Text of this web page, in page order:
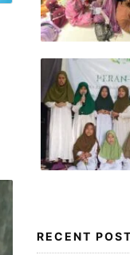
RECENT